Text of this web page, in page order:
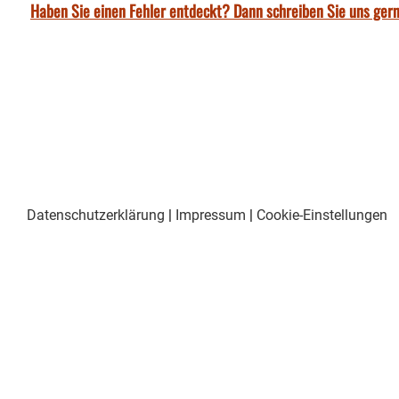
Haben Sie einen Fehler entdeckt? Dann schreiben Sie uns
Datenschutzerklärung | Impressum | Cookie-Einstellungen